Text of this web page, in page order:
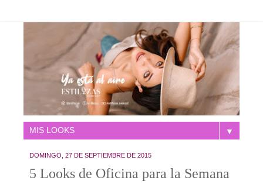
▼
DOMINGO, 27 DE SEPTIEMBRE DE 2015
5 Looks de Oficina para la Semana